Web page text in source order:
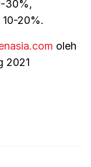
30%,
20%.
oleh
2021